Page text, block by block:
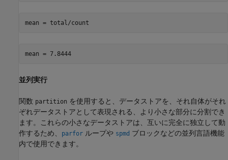
mean = total/count
mean = 7.8444
並列実行
関数 partition を使用すると、データストアを、それ自体がそれ
ぞれデータストアとして表現される、より小さな部分に分割でき
ます。これらの小さなデータストアは、互いに完全に独立して動
作するため、
parfor ループや spmd ブロックなどの並列言語機能
内で使用できます。